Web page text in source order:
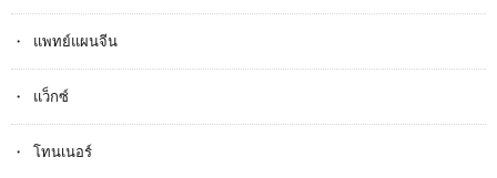
แพทย์แผนจีน
แว็กซ์
โทนเนอร์